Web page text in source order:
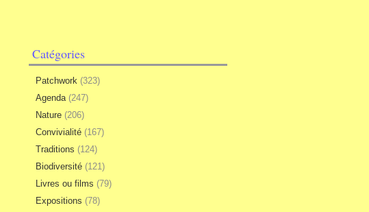
Catégories
Patchwork (323)
Agenda(247)
Nature (206)
Convivialité (167)
Traditions (124)
Biodiversité (121)
Livres ou films (79)
Expositions (78)